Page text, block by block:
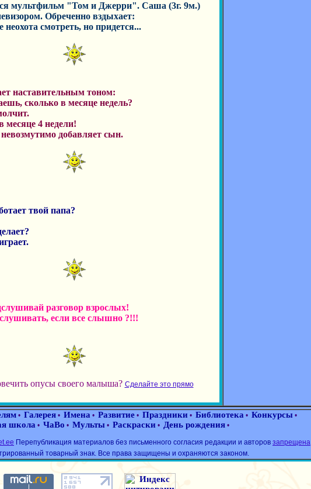
мультфильм "Том и Джерри". Саша (3г. 9м.)
Обреченно вздыхает:
смотреть, но придется...
наставительным тоном:
сколько в месяце недель?
месяце 4 недели!
добавляет сын.
твой папа?
разговор взрослых!
если все слышно ?!!!
опусы своего малыша? Сделайте это прямо
• Галерея• Имена• Развитие• Праздники • Библиотека• Конкурсы•
школа • ЧаВо • Мульты • Раскраски • День рождения •
Перепубликация материалов без письменного согласия редакции и авторов запрещена
товарный знак. Все права защищены и охраняются законом.